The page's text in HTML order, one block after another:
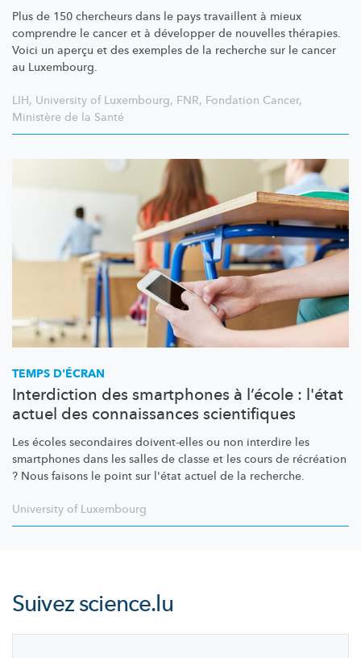
Plus de 150 chercheurs dans le pays travaillent à mieux
comprendre le cancer et à développer de nouvelles thérapies.
Voici un aperçu et des exemples de la recherche sur le cancer
au Luxembourg.
LIH, University of Luxembourg, FNR, Fondation Cancer,
Ministère de la Santé
TEMPS D'ÉCRAN
Interdiction des smartphones à l’école : l'état
actuel des connaissances scientifiques
Les écoles secondaires doivent-elles ou non interdire les
smartphones dans les salles de classe et les cours de récréation
? Nous faisons le point sur l'état actuel de la recherche.
University of Luxembourg
Suivezscience.lu